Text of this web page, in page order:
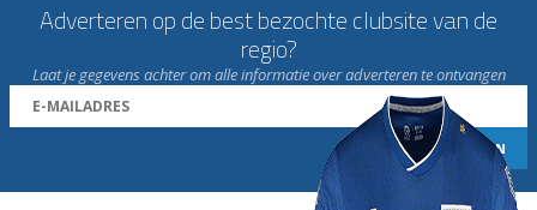
Adverteren op de best bezochte clubsite van de
regio?
Laat je gegevens achter om alle informatie over adverteren te ontvangen